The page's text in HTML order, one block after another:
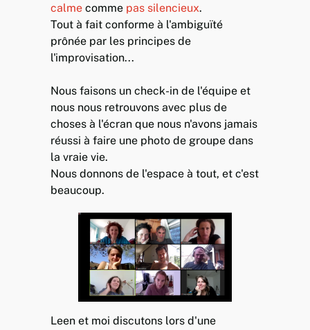
calmecomme pas silencieux.
Tout à fait conforme à l'ambiguïté
prônée par les principes de
l'improvisation...
Nous faisons un check-in de l'équipe et
nous nous retrouvons avec plus de
choses à l'écran que nous n'avons jamais
réussi à faire une photo de groupe dans
la vraie vie.
Nous donnons de l'espace à tout, et c'est
beaucoup.
Leen et moi discutons lors d'une